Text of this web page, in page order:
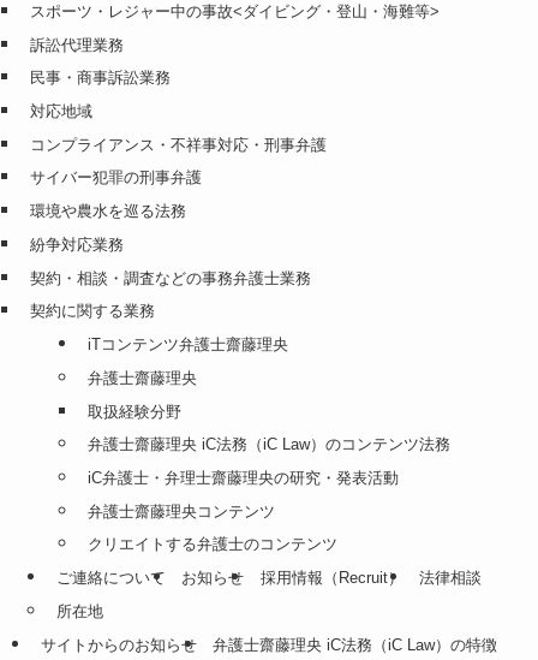
スポーツ・レジャー中の事故<ダイビング・登山・海難等>
訴訟代理業務
民事・商事訴訟業務
対応地域
コンプライアンス・不祥事対応・刑事弁護
サイバー犯罪の刑事弁護
環境や農水を巡る法務
紛争対応業務
契約・相談・調査などの事務弁護士業務
契約に関する業務
iTコンテンツ弁護士齋藤理央
弁護士齋藤理央
取扱経験分野
弁護士齋藤理央 iC法務（iC Law）のコンテンツ法務
iC弁護士・弁理士齋藤理央の研究・発表活動
弁護士齋藤理央コンテンツ
クリエイトする弁護士のコンテンツ
ご連絡について
所在地
お知らせ 採用情報（Recruit） 法律相談
サイトからのお知らせ
弁護士齋藤理央 iC法務（iC Law）の特徴